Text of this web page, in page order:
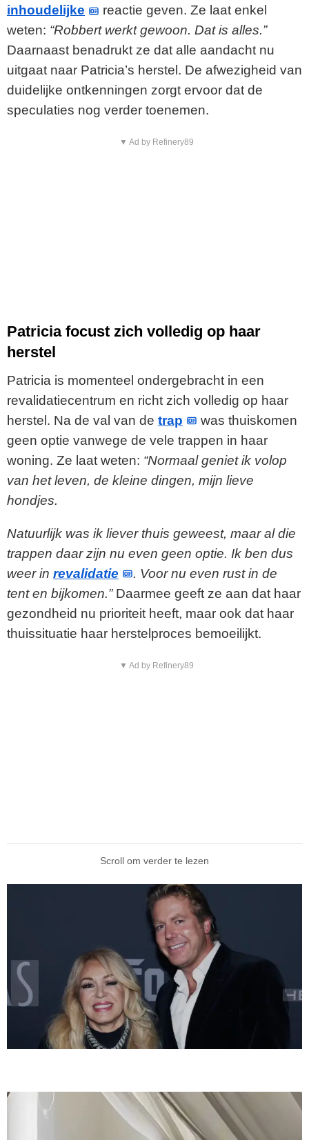
inhoudelijke
reactie geven. Ze laat enkel
weten: “Robbert werkt gewoon. Dat is alles.”
Daarnaast benadrukt ze dat alle aandacht nu
uitgaat naar Patricia’s herstel. De afwezigheid van
duidelijke ontkenningen zorgt ervoor dat de
speculaties nog verder toenemen.
▼ Ad by Refinery89
Patricia focust zich volledig op haar
herstel
Patricia is momenteel ondergebracht in een
revalidatiecentrum en richt zich volledig op haar
herstel. Na de val van de trap
was thuiskomen
geen optie vanwege de vele trappen in haar
woning. Ze laat weten: “Normaal geniet ik volop
van het leven, de kleine dingen, mijn lieve
hondjes.
Natuurlijk was ik liever thuis geweest, maar al die
trappen daar zijn nu even geen optie. Ik ben dus
weer in revalidatie
. Voor nu even rust in de
tent en bijkomen.”Daarmee geeft ze aan dat haar
gezondheid nu prioriteit heeft, maar ook dat haar
thuissituatie haar herstelproces bemoeilijkt.
▼ Ad by Refinery89
Scroll om verder te lezen